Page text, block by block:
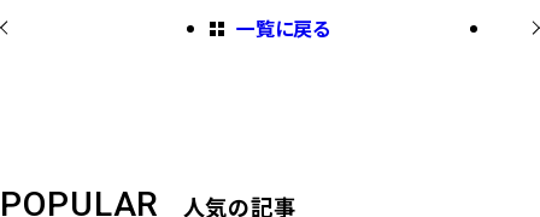
一覧に戻る
POPULAR 人気の記事